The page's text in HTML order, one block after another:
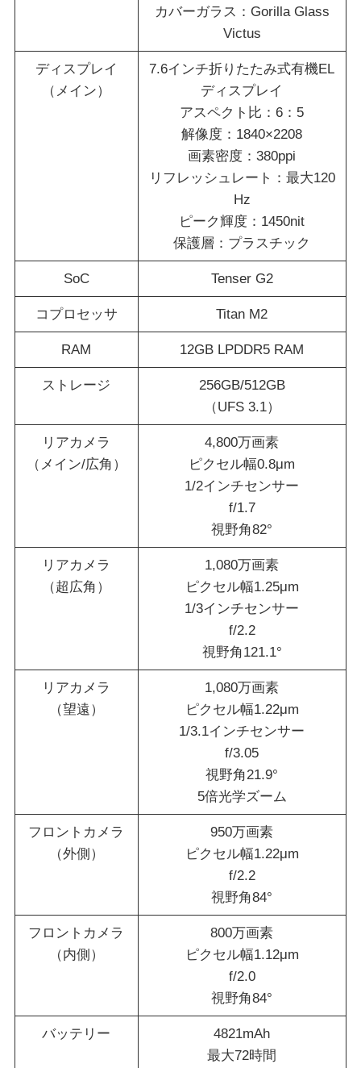
カバーガラス：Gorilla Glass
Victus
ディスプレイ
（メイン）
7.6インチ折りたたみ式有機EL
ディスプレイ
アスペクト比：6：5
解像度：1840×2208
画素密度：380ppi
リフレッシュレート：最大120
Hz
ピーク輝度：1450nit
保護層：プラスチック
SoC Tenser G2
コプロセッサ Titan M2
RAM 12GB LPDDR5 RAM
ストレージ
256GB/512GB
（UFS 3.1）
リアカメラ
（メイン/広角）
4,800万画素
ピクセル幅0.8μm
1/2インチセンサー
f/1.7
視野角82°
リアカメラ
（超広角）
1,080万画素
ピクセル幅1.25μm
1/3インチセンサー
f/2.2
視野角121.1°
リアカメラ
（望遠）
1,080万画素
ピクセル幅1.22μm
1/3.1インチセンサー
f/3.05
視野角21.9°
5倍光学ズーム
フロントカメラ
（外側）
950万画素
ピクセル幅1.22μm
f/2.2
視野角84°
フロントカメラ
（内側）
800万画素
ピクセル幅1.12μm
f/2.0
視野角84°
バッテリー
4821mAh
最大72時間